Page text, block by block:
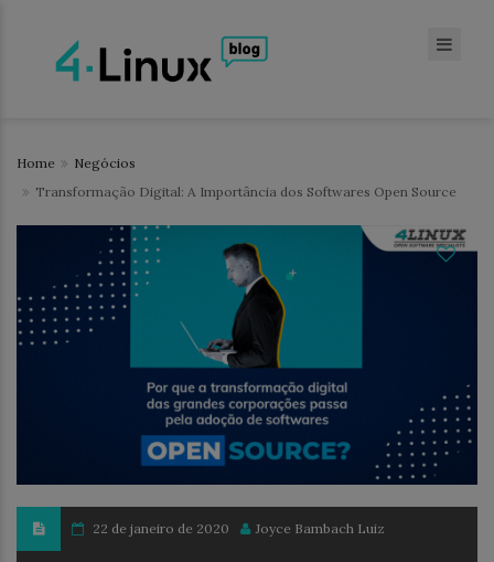
Home
Negócios
Transformação Digital: A Importância dos Softwares Open Source
22 de janeiro de 2020 Joyce Bambach Luiz